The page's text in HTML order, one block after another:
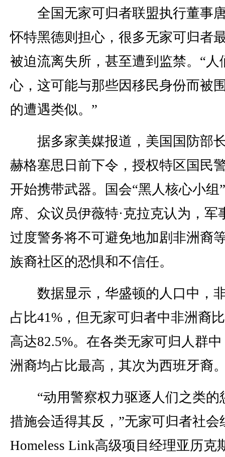
全国无家可归者联盟执行董事唐
怀特黑德则担心，很多无家可归者
被迫流离失所，甚至遭到监禁。“人
心，这可能与那些因移民身份而被
的遭遇类似。”
据多家美媒报道，美国国防部长
赫格塞思日前下令，授权特区国民
开始携带武器。国会“黑人核心小组
席、众议员伊薇特·克拉克认为，军
过度警务将不可避免地加剧非洲裔
族裔社区的恐惧和不信任。
数据显示，华盛顿的人口中，
占比41%，但无家可归者中非洲裔
高达82.5%。在各类无家可归人群
洲裔均占比最高，其次为西班牙裔
“动用警察权力驱逐人们之类的
措施会适得其反，”无家可归者社会
Homeless Link高级项目经理亚历克